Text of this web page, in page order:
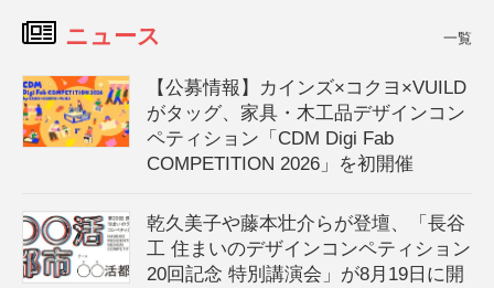
ニュース 一覧
【公募情報】カインズ×コクヨ×VUILD
がタッグ、家具・木工品デザインコン
ペティション「CDM Digi Fab
COMPETITION 2026」を初開催
乾久美子や藤本壮介らが登壇、「長谷
工 住まいのデザインコンペティション
20回記念 特別講演会」が8月19日に開